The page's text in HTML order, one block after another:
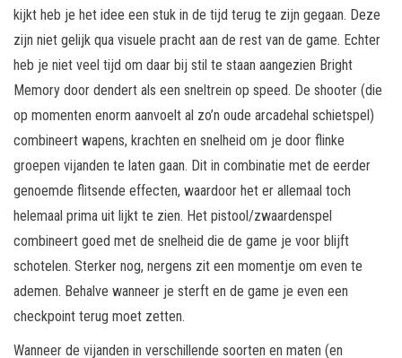
kijkt heb je het idee een stuk in de tijd terug te zijn gegaan. Deze
zijn niet gelijk qua visuele pracht aan de rest van de game. Echter
heb je niet veel tijd om daar bij stil te staan aangezien Bright
Memory door dendert als een sneltrein op speed. De shooter (die
op momenten enorm aanvoelt al zo’n oude arcadehal schietspel)
combineert wapens, krachten en snelheid om je door flinke
groepen vijanden te laten gaan. Dit in combinatie met de eerder
genoemde flitsende effecten, waardoor het er allemaal toch
helemaal prima uit lijkt te zien. Het pistool/zwaardenspel
combineert goed met de snelheid die de game je voor blijft
schotelen. Sterker nog, nergens zit een momentje om even te
ademen. Behalve wanneer je sterft en de game je even een
checkpoint terug moet zetten.
Wanneer de vijanden in verschillende soorten en maten (en